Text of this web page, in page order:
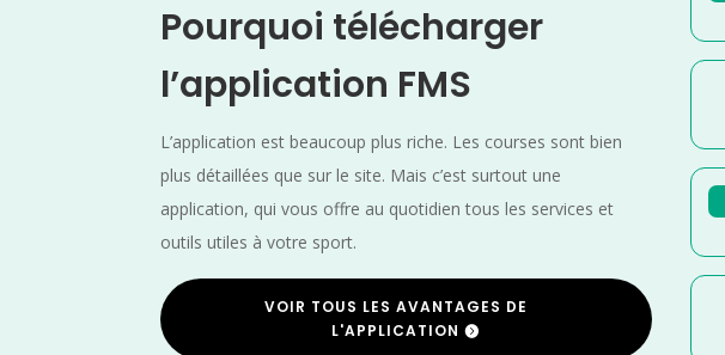
Pourquoi télécharger
l’application FMS
L’application est beaucoup plus riche. Les courses sont bien
plus détaillées que sur le site. Mais c’est surtout une
application, qui vous offre au quotidien tous les services et
outils utiles à votre sport.
VOIR TOUS LES AVANTAGES DE
L'APPLICATION